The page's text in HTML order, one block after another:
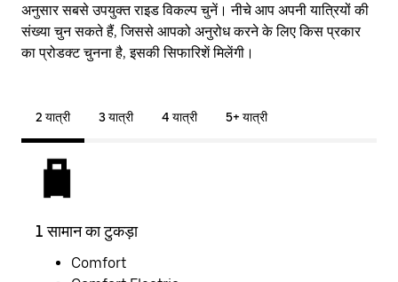
अनुसार सबसे उपयुक्त राइड विकल्प चुनें। नीचे आप अपनी यात्रियों की
संख्या चुन सकते हैं, जिससे आपको अनुरोध करने के लिए किस प्रकार
का प्रोडक्ट चुनना है, इसकी सिफारिशें मिलेंगी।
2 यात्री 3 यात्री 4 यात्री 5+ यात्री
1 सामान का टुकड़ा
Comfort